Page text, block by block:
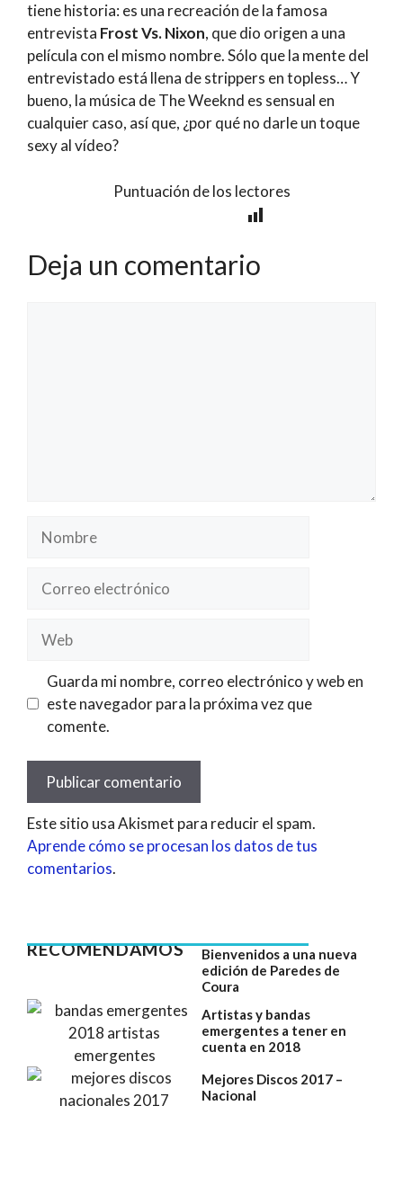
tiene historia: es una recreación de la famosa
entrevista Frost Vs. Nixon, que dio origen a una
película con el mismo nombre. Sólo que la mente del
entrevistado está llena de strippers en topless… Y
bueno, la música de The Weeknd es sensual en
cualquier caso, así que, ¿por qué no darle un toque
sexy al vídeo?
Puntuación de los lectores
Deja un comentario
electrónico
Guarda mi nombre, correo electrónico y web en
este navegador para la próxima vez que
comente.
Este sitio usa Akismet para reducir el spam.
Aprende cómo se procesan los datos de tus
comentarios.
RECOMENDAMOS
Bienvenidos a una nueva
edición de Paredes de
Coura
Artistas y bandas
emergentes a tener en
cuenta en 2018
Mejores Discos 2017 –
Nacional